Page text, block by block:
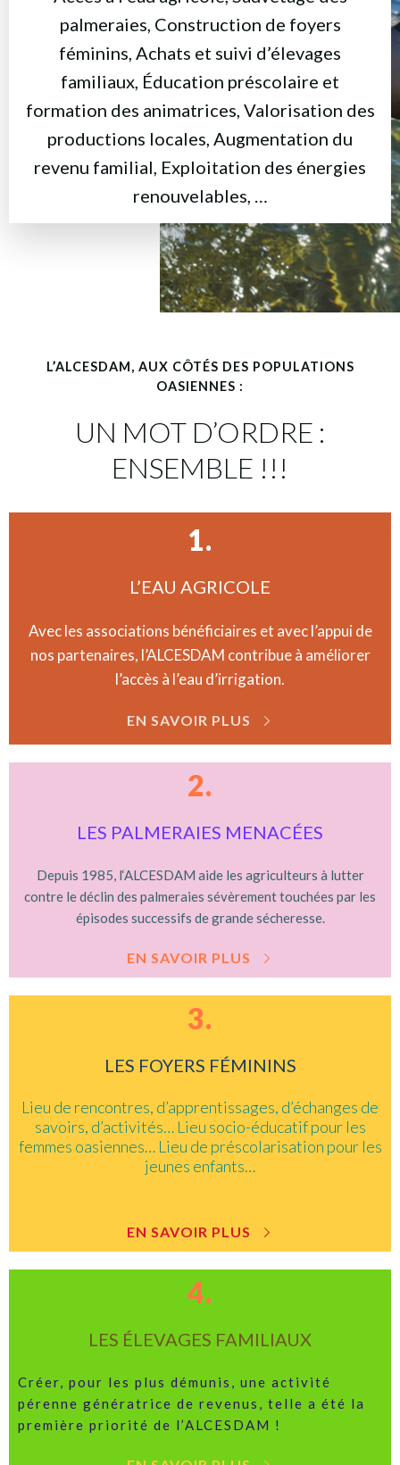
palmeraies, Construction de foyers
féminins, Achats et suivi d’élevages
familiaux, Éducation préscolaire et
formation des animatrices, Valorisation des
productions locales, Augmentation du
revenu familial, Exploitation des énergies
renouvelables, …
L’ALCESDAM, AUX CÔTÉS DES POPULATIONS
OASIENNES :
UN MOT D’ORDRE :
ENSEMBLE !!!
1.
L’EAU AGRICOLE
Avec les associations bénéficiaires et avec l’appui de
nos partenaires, l’ALCESDAM contribue à améliorer
l’accès à l’eau d’irrigation.
EN SAVOIR PLUS
2.
LES PALMERAIES MENACÉES
Depuis 1985, l‘ALCESDAM aide les agriculteurs à lutter
contre le déclin des palmeraies sévèrement touchées par les
épisodes successifs de grande sécheresse.
EN SAVOIR PLUS
3.
LES FOYERS FÉMININS
Lieu de rencontres, d’apprentissages, d’échanges de
savoirs, d’activités… Lieu socio-éducatif pour les
femmes oasiennes… Lieu de préscolarisation pour les
jeunes enfants…
EN SAVOIR PLUS
4.
LES ÉLEVAGES FAMILIAUX
Créer, pour les plus démunis, une activité
pérenne génératrice de revenus, telle a été la
première priorité de l’ALCESDAM !